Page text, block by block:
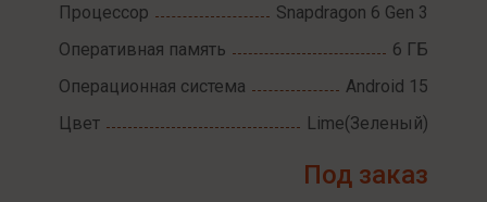
Процессор
Snapdragon 6 Gen 3
Оперативная память
6 ГБ
Операционная система
Android 15
Цвет
Lime(Зеленый)
Под заказ